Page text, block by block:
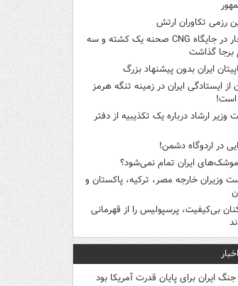
رزمی تکاوران ارتش
انفجار در جایگاه CNG صحنه یک کشته و سه
گذاشت
از ایستادگی ایران در زمینه تنگه هرمز
است!
وزیر ارشاد درباره یک تکذیبیه از دفتر
در اردوگاه دشمن!
ایران تمام نمی‌شود؟
وزیران خارجه مصر، ترکیه، پاکستان و
بی‌کیفیت، پرسپولیس را از قهرمانی
جنگ ایران برای پایان قدرت آمریکا بود